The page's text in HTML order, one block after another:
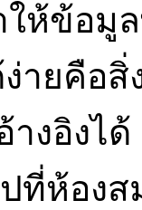
ห้ข้อมูล
ง่ายคือ
างอิงไ
ที่ห้องส